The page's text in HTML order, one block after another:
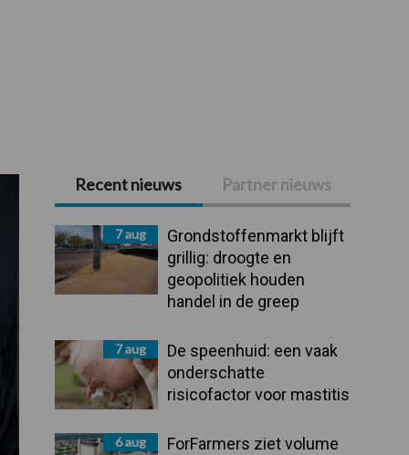
Primaire
Sidebar
Recent nieuws Partner nieuws
7 aug
Grondstoffenmarkt blijft
grillig: droogte en
geopolitiek houden
handel in de greep
7 aug
De speenhuid: een vaak
onderschatte
risicofactor voor mastitis
6 aug
ForFarmers ziet volume